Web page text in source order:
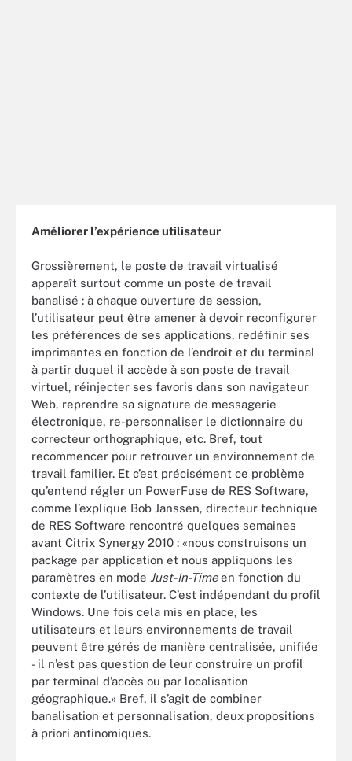
Améliorer l’expérience utilisateur
Grossièrement, le poste de travail virtualisé
apparaît surtout comme un poste de travail
banalisé : à chaque ouverture de session,
l’utilisateur peut être amener à devoir reconfigurer
les préférences de ses applications, redéfinir ses
imprimantes en fonction de l’endroit et du terminal
à partir duquel il accède à son poste de travail
virtuel, réinjecter ses favoris dans son navigateur
Web, reprendre sa signature de messagerie
électronique, re-personnaliser le dictionnaire du
correcteur orthographique, etc. Bref, tout
recommencer pour retrouver un environnement de
travail familier. Et c’est précisément ce problème
qu’entend régler un PowerFuse de RES Software,
comme l’explique Bob Janssen, directeur technique
de RES Software rencontré quelques semaines
avant Citrix Synergy 2010 : «nous construisons un
package par application et nous appliquons les
paramètres en mode Just-In-Timeen fonction du
contexte de l’utilisateur. C’est indépendant du profil
Windows. Une fois cela mis en place, les
utilisateurs et leurs environnements de travail
peuvent être gérés de manière centralisée, unifiée
- il n’est pas question de leur construire un profil
par terminal d’accès ou par localisation
géographique.» Bref, il s’agit de combiner
banalisation et personnalisation, deux propositions
à priori antinomiques.